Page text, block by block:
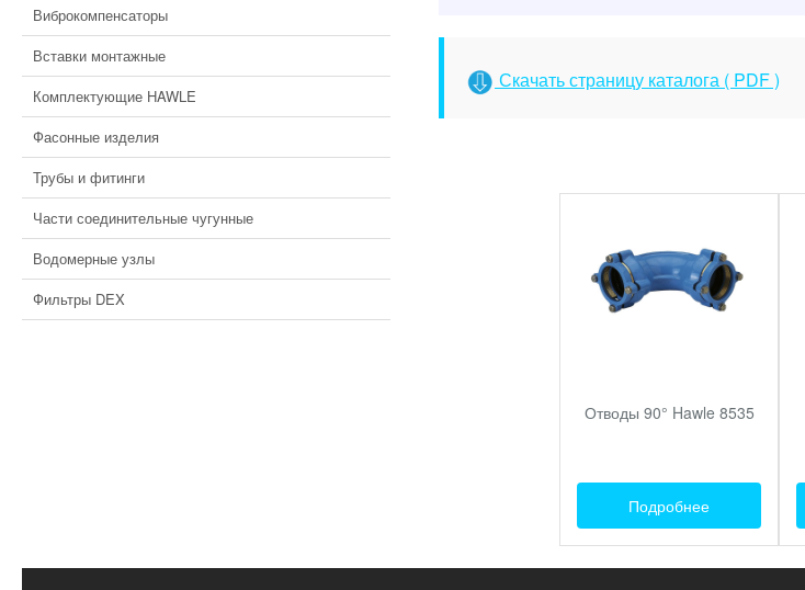
Виброкомпенсаторы
Вставки монтажные
Комплектующие HAWLE
Фасонные изделия
Трубы и фитинги
Части соединительные чугунные
Водомерные узлы
Фильтры DEX
Скачать страницу каталога ( PDF )
Отводы 90° Hawle 8535
Подробнее